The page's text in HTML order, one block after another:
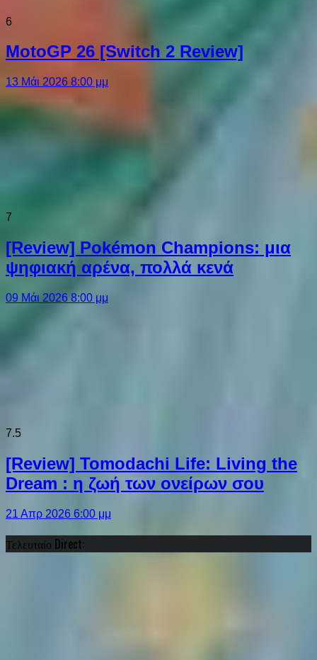
6
MotoGP 26 [Switch 2 Review]
13 Μάι 2026 8:00 μμ
7
[Review] Pokémon Champions: μια
ψηφιακή αρένα, πολλά κενά
09 Μάι 2026 8:00 μμ
7.5
[Review] Tomodachi Life: Living the
Dream : η ζωή των ονείρων σου
21 Απρ 2026 6:00 μμ
Τελευταίο Direct: